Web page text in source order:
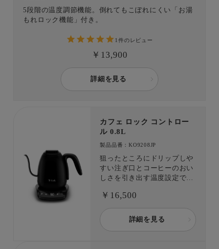
5段階の温度調節機能。倒れてもこぼれにくい「お湯
もれロック機能」付き。
1件のレビュー
￥13,900
詳細を見る
カフェ ロック コントロー
ル 0.8L
製品品番：KO9208JP
狙ったところにドリップしや
すい注ぎ口とコーヒーのおい
しさを引き出す温度設定で、
簡単に淹れることができま
す。
￥16,500
詳細を見る